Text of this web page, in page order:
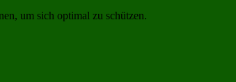
um sich optimal zu schützen.